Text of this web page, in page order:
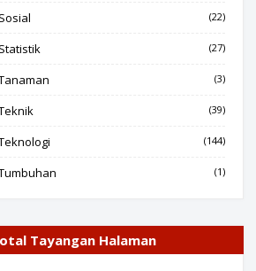
(22)
(27)
(3)
(39)
(144)
(1)
Tayangan Halaman